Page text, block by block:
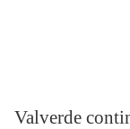
Valverde